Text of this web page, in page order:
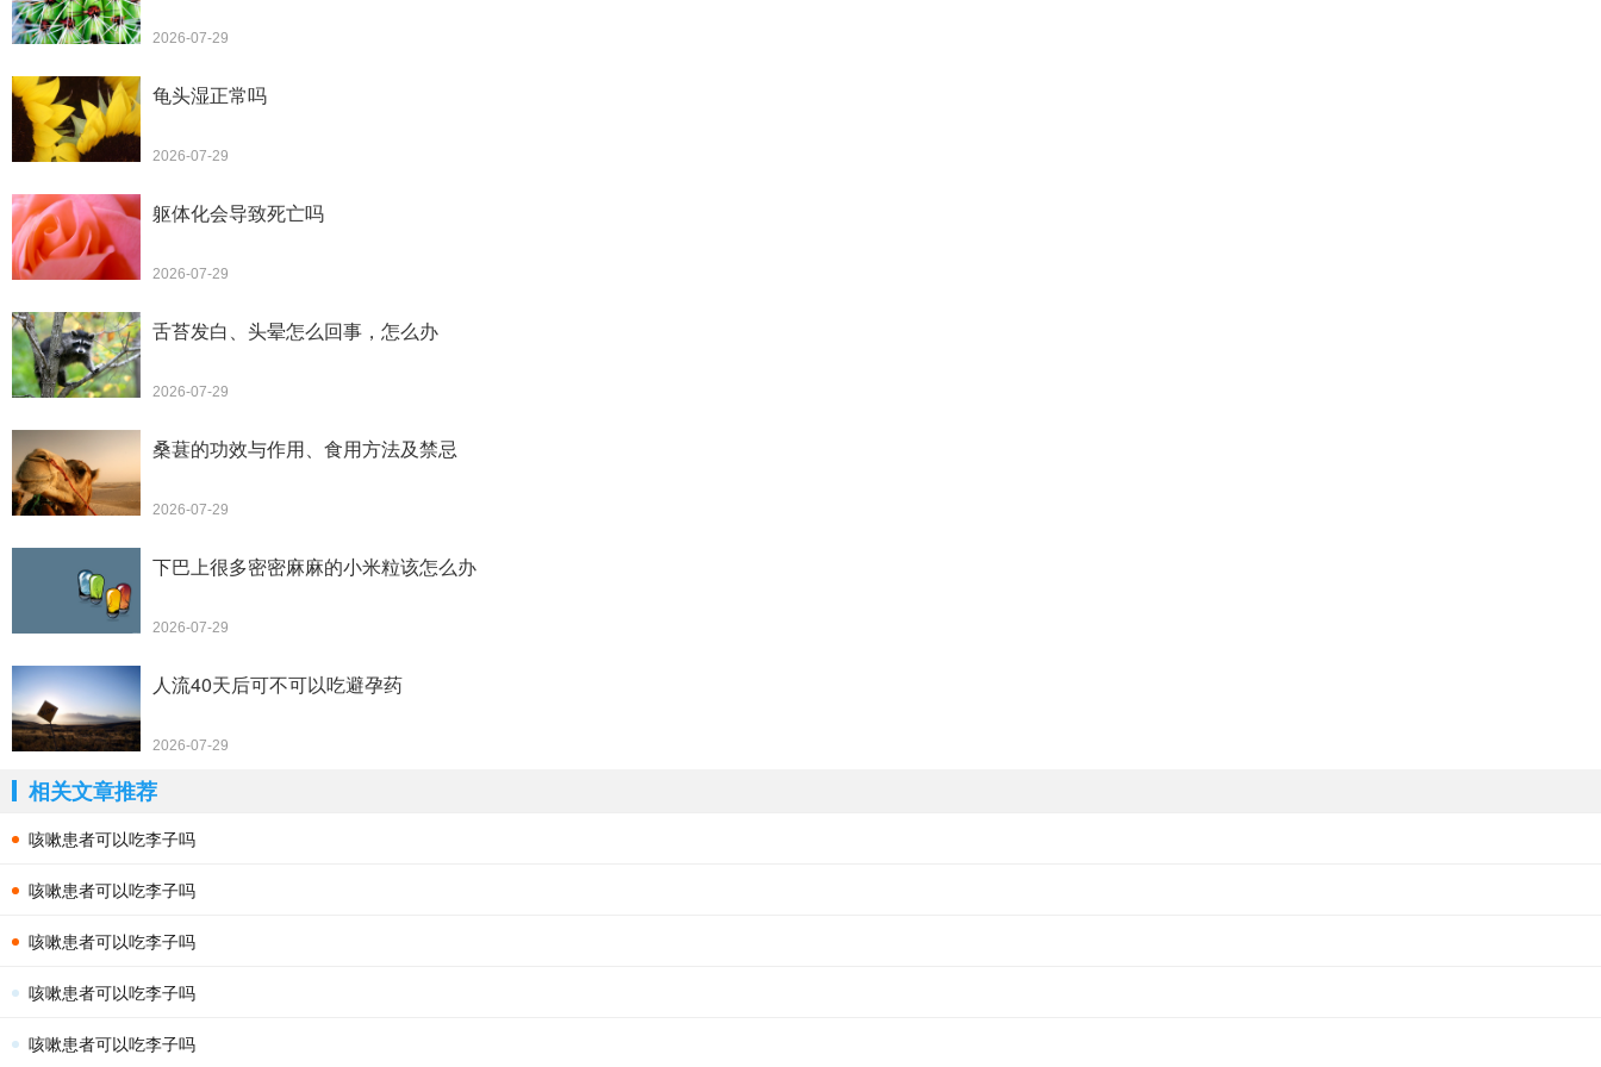
2026-07-29
龟头湿正常吗
2026-07-29
躯体化会导致死亡吗
2026-07-29
舌苔发白、头晕怎么回事，怎么办
2026-07-29
桑葚的功效与作用、食用方法及禁忌
2026-07-29
下巴上很多密密麻麻的小米粒该怎么办
2026-07-29
人流40天后可不可以吃避孕药
2026-07-29
相关文章推荐
咳嗽患者可以吃李子吗
咳嗽患者可以吃李子吗
咳嗽患者可以吃李子吗
咳嗽患者可以吃李子吗
咳嗽患者可以吃李子吗